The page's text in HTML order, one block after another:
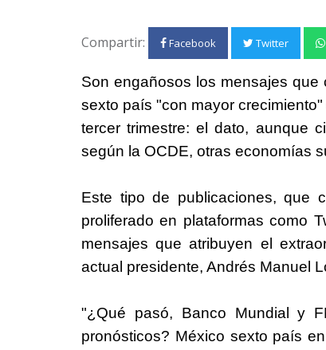
Compartir: Facebook Twitter
Son engañosos los mensajes que
sexto país "con mayor
tercer trimestre: el dato, aunque
según la OCDE, otras economías
Este tipo de publicaciones, que
proliferado en plataformas como
mensajes que atribuyen el
actual presidente, Andrés Manuel
"¿Qué pasó, Banco Mundial y
pronósticos? México sexto país